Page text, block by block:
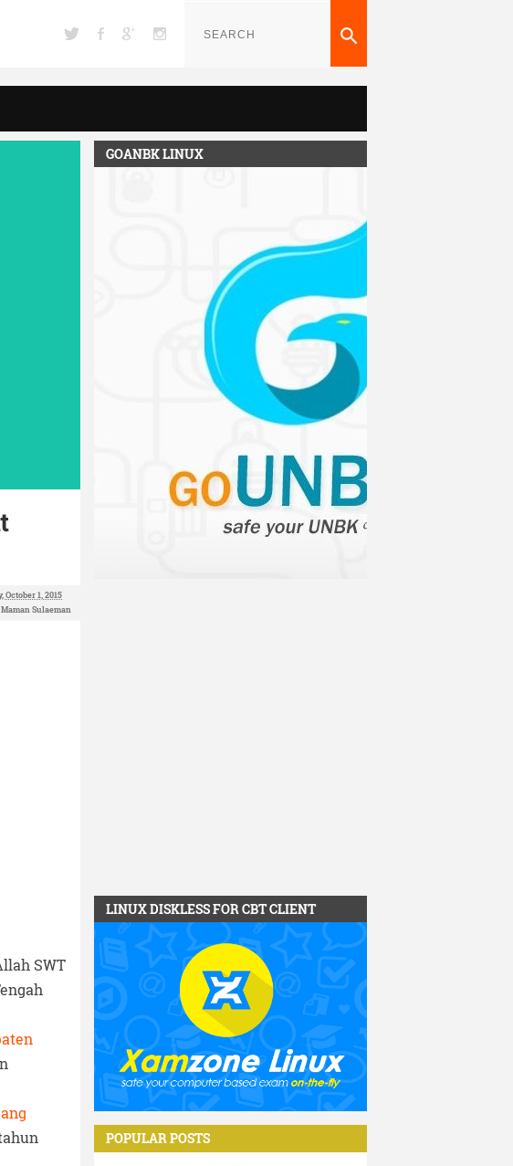

October 1, 2015
Maman Sulaeman
SWT
GOANBK LINUX
LINUX DISKLESS FOR CBT CLIENT
POPULAR POSTS